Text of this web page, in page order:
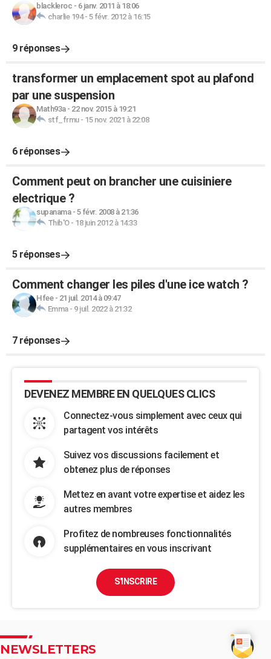
blackleroc - 6 janv. 2011 à 18:06
charlie 194- 5 févr. 2012 à 16:15
9 réponses
transformer un emplacement spot au plafond
par une suspension
Math93a- 22 nov. 2015 à 19:21
stf_frmu- 15 nov. 2021 à 22:08
6 réponses
Comment peut on brancher une cuisiniere
electrique ?
supanama- 5 févr. 2008 à 21:36
Thib'O- 18 juin 2012 à 14:33
5 réponses
Comment changer les piles d'une ice watch ?
Hfee- 21 juil. 2014 à 09:47
Emma- 9 juil. 2022 à 21:32
7 réponses
DEVENEZ MEMBRE EN QUELQUES CLICS
Connectez-vous simplement avec ceux qui
partagent vos intérêts
Suivez vos discussions facilement et
obtenez plus de réponses
Mettez en avant votre expertise et aidez les
autres membres
Profitez de nombreuses fonctionnalités
supplémentaires en vous inscrivant
S'INSCRIRE
NEWSLETTERS